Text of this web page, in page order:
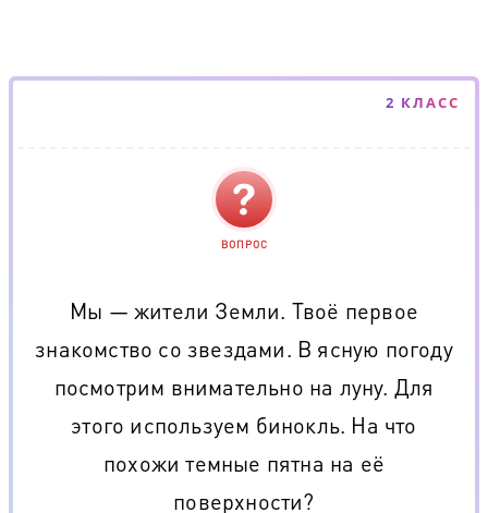
2 КЛАСС
ВОПРОС
Мы — жители Земли. Твоё первое
знакомство со звездами. В ясную погоду
посмотрим внимательно на луну. Для
этого используем бинокль. На что
похожи темные пятна на её
поверхности?